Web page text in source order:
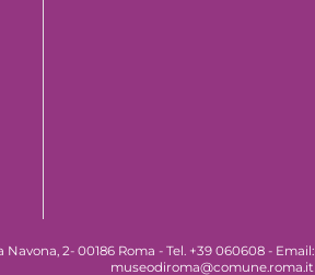
2- 00186 Roma - Tel. +39 060608 - Email:
museodiroma@comune.roma.it